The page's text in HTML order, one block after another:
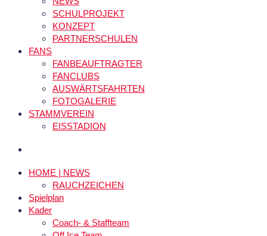
SCHULPROJEKT
KONZEPT
PARTNERSCHULEN
FANS
FANBEAUFTRAGTER
FANCLUBS
AUSWÄRTSFAHRTEN
FOTOGALERIE
STAMMVEREIN
EISSTADION
HOME | NEWS
RAUCHZEICHEN
Spielplan
Kader
Coach- & Staffteam